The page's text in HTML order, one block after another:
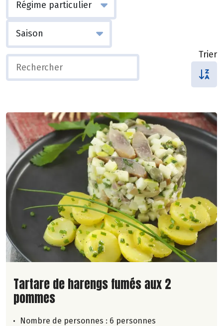
Trier
Lire la suite de la recette
Tartare de harengs fumés aux 2
pommes
Nombre de personnes : 6 personnes